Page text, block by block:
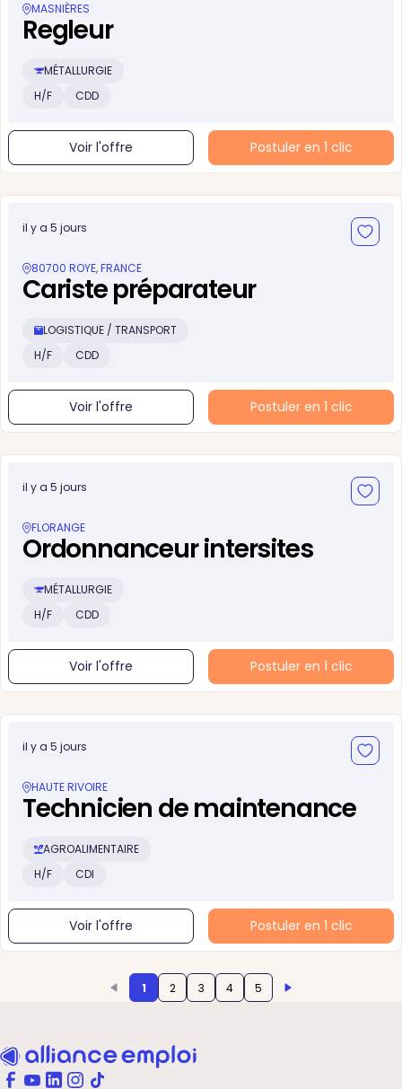
MASNIÈRES
Regleur
MÉTALLURGIE
H/F
CDD
Voir l'offre Postuler en 1 clic
il y a 5 jours
80700 ROYE, FRANCE
Cariste préparateur
LOGISTIQUE / TRANSPORT
H/F
CDD
Voir l'offre Postuler en 1 clic
il y a 5 jours
FLORANGE
Ordonnanceur intersites
MÉTALLURGIE
H/F
CDD
Voir l'offre Postuler en 1 clic
il y a 5 jours
HAUTE RIVOIRE
Technicien de maintenance
AGROALIMENTAIRE
H/F
CDI
Voir l'offre Postuler en 1 clic
1 2 3 4 5